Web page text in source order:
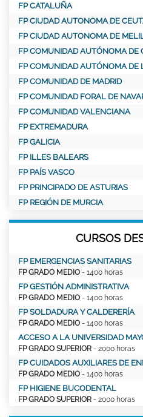
FP CATALUÑA
FP CIUDAD AUTONOMA DE
FP CIUDAD AUTONOMA DE
FP COMUNIDAD AUTÓNOMA DE
FP COMUNIDAD AUTÓNOMA DE
FP COMUNIDAD DE MADRID
FP COMUNIDAD FORAL DE
FP COMUNIDAD VALENCIANA
FP EXTREMADURA
FP GALICIA
FP ILLES BALEARS
FP PAÍS VASCO
FP PRINCIPADO DE ASTURIAS
FP REGIÓN DE MURCIA
CURSOS
FP EMERGENCIAS SANITARIAS
FP GRADO MEDIO - 1400 horas
FP GESTIÓN ADMINISTRATIVA
FP GRADO MEDIO - 1400 horas
FP SOLDADURA Y CALDERERÍA
FP GRADO MEDIO - 1400 horas
ACCESO A LA UNIVERSIDAD
FP GRADO SUPERIOR - 2000 horas
FP CUIDADOS AUXILIARES DE
FP GRADO MEDIO - 1400 horas
FP HIGIENE BUCODENTAL
FP GRADO SUPERIOR - 2000 horas